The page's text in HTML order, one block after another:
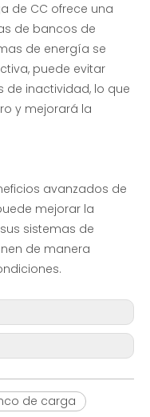
de CC ofrece una
de bancos de
de energía se
puede evitar
inactividad, lo que
y mejorará la
avanzados de
mejorar la
sistemas de
de manera
de carga